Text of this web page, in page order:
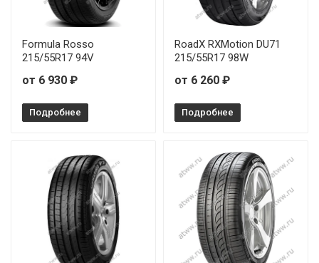
Formula Rosso
215/55R17 94V
от 6 930 ₽
Подробнее
RoadX RXMotion DU71
215/55R17 98W
от 6 260 ₽
Подробнее